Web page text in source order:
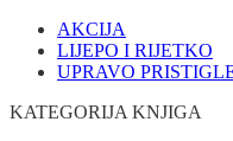
AKCIJA
LIJEPO I RIJETKO
UPRAVO
KATEGORIJA KNJIGA